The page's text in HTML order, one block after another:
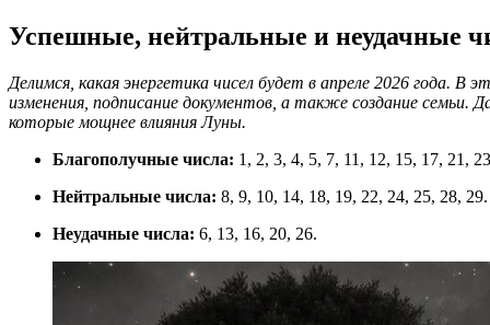
Успешные, нейтральные и неудачные
Делимся, какая энергетика чисел будет в апреле 2026
изменения, подписание документов, а также создание семьи.
которые мощнее влияния Луны.
Благополучные числа: 1, 2, 3, 4, 5, 7, 11, 12, 15, 17, 21,
Нейтральные числа: 8, 9, 10, 14, 18, 19, 22, 24, 25, 28, 29.
Неудачные числа: 6, 13, 16, 20, 26.